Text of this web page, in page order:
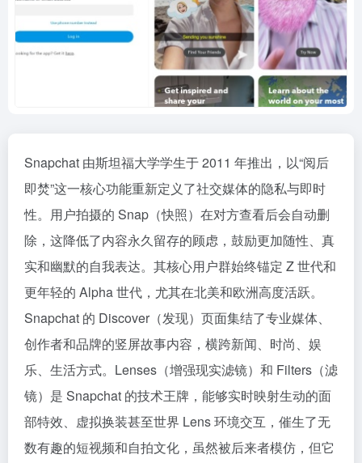
Snapchat 由斯坦福大学学生于 2011 年推出，以“阅后
即焚”这一核心功能重新定义了社交媒体的隐私与即时
性。用户拍摄的 Snap（快照）在对方查看后会自动删
除，这降低了内容永久留存的顾虑，鼓励更加随性、真
实和幽默的自我表达。其核心用户群始终锚定 Z 世代和
更年轻的 Alpha 世代，尤其在北美和欧洲高度活跃。
Snapchat 的 Discover（发现）页面集结了专业媒体、
创作者和品牌的竖屏故事内容，横跨新闻、时尚、娱
乐、生活方式。Lenses（增强现实滤镜）和 Filters（滤
镜）是 Snapchat 的技术王牌，能够实时映射生动的面
部特效、虚拟换装甚至世界 Lens 环境交互，催生了无
数有趣的短视频和自拍文化，虽然被后来者模仿，但它